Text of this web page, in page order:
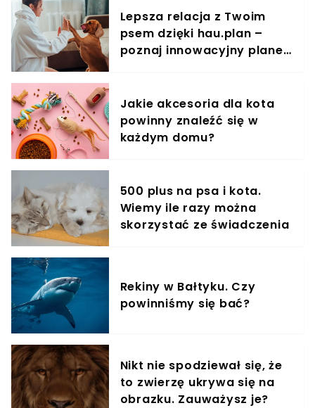
które hipnotyzują każdego, kto tylko w nie spojrzy!
Rudy kolor sierści kota o imieniu Buggy tylko
uwydatnia niezwykłą barwę oczu.
Lepsza relacja z Twoim
psem dzięki hau.plan –
poznaj innowacyjny planer
Jakie akcesoria dla kota
powinny znaleźć się w
każdym domu?
500 plus na psa i kota.
Wiemy ile razy można
skorzystać ze świadczenia
Rekiny w Bałtyku. Czy
powinniśmy się bać?
Nikt nie spodziewał się, że
to zwierzę ukrywa się na
obrazku. Zauważysz je?